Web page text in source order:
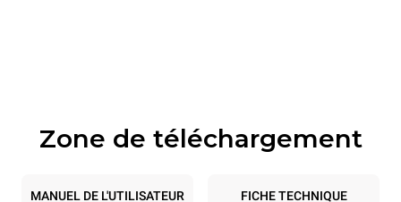
Caractéristiques de la plaque
10 GN 1/1
Zone de téléchargement
MANUEL DE L'UTILISATEUR FICHE TECHNIQUE